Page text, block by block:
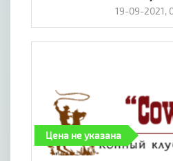
19-09-2021,
Цена не указана